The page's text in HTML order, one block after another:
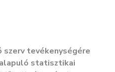
tevékenységére
statisztikai